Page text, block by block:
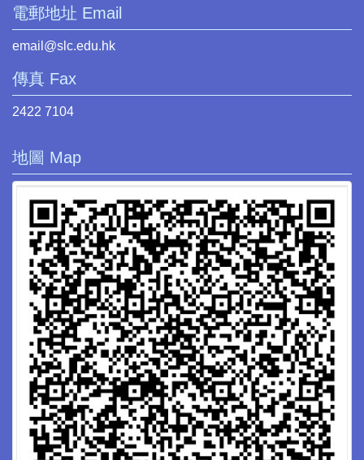
電郵地址 Email
email@slc.edu.hk
傳真 Fax
2422 7104
地圖 Map